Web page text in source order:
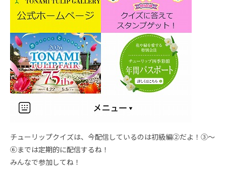
チューリップクイズは、今配信しているのは初級編②だよ！③～
⑥までは定期的に配信するね！
みんなで参加してね！